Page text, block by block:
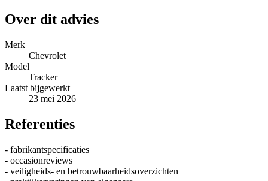
Over dit advies
Merk
Chevrolet
Model
Tracker
Laatst bijgewerkt
23 mei 2026
Referenties
- fabrikantspecificaties
- occasionreviews
- veiligheids- en betrouwbaarheidsoverzichten